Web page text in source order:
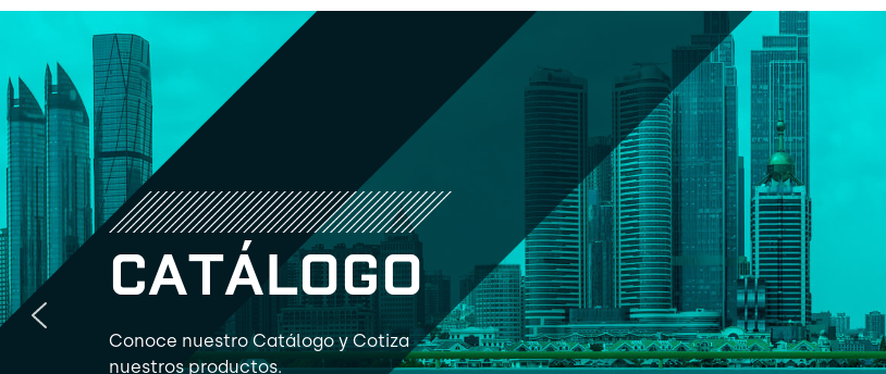
CATÁLOGO
Conoce nuestro Catálogo y Cotiza
nuestros productos.